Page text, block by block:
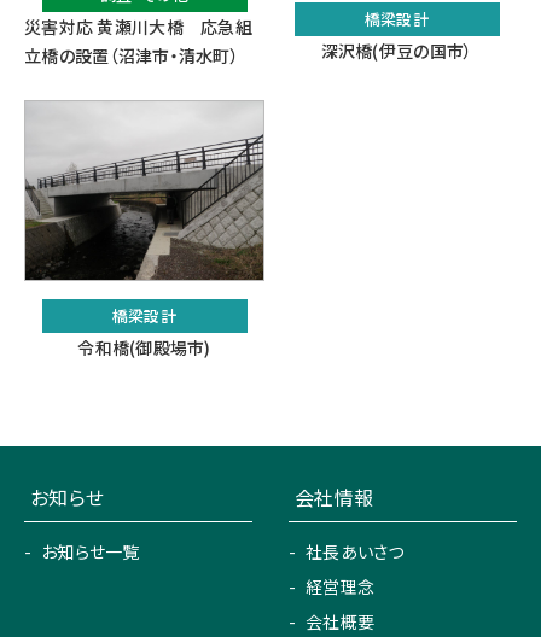
災害対応 黄瀬川大橋 応急組
立橋の設置（沼津市・清水町）
橋梁設計
深沢橋(伊豆の国市）
橋梁設計
令和橋(御殿場市)
お知らせ
お知らせ一覧
会社情報
社長あいさつ
経営理念
会社概要